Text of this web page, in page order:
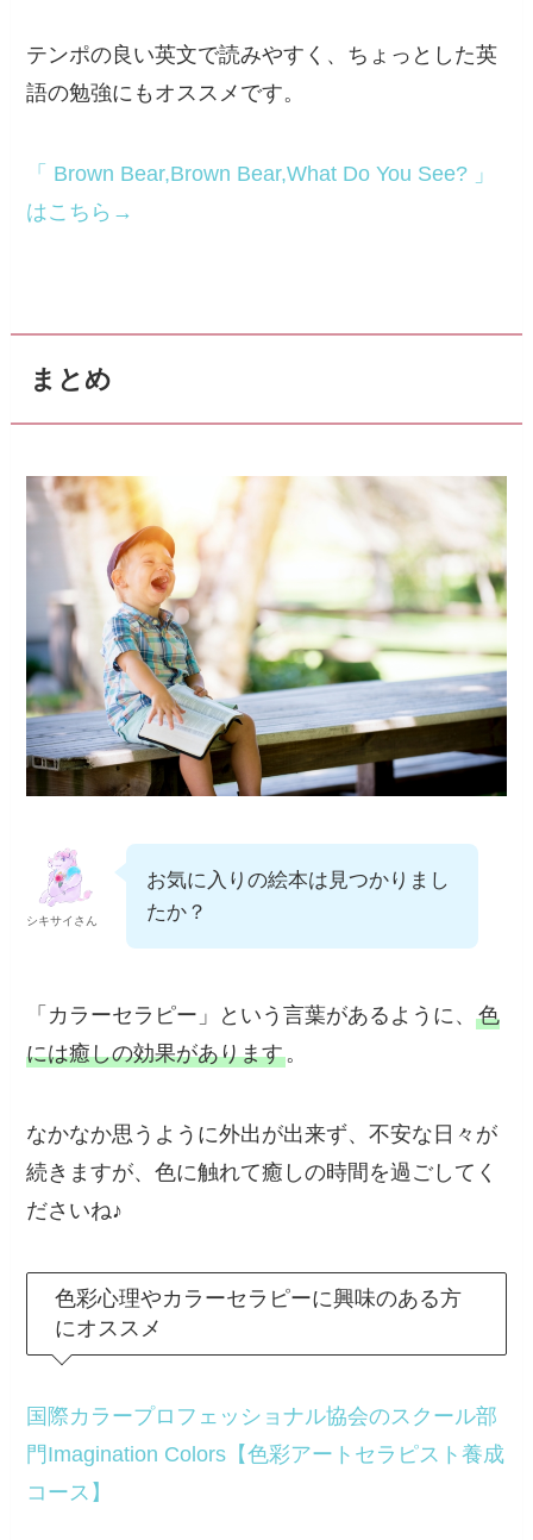
テンポの良い英文で読みやすく、ちょっとした英
語の勉強にもオススメです。
「 Brown Bear,Brown Bear,What Do You See? 」
はこちら→
まとめ
シキサイさん
お気に入りの絵本は見つかりまし
たか？
「カラーセラピー」という言葉があるように、色
には癒しの効果があります。
なかなか思うように外出が出来ず、不安な日々が
続きますが、色に触れて癒しの時間を過ごしてく
ださいね♪
色彩心理やカラーセラピーに興味のある方
にオススメ
国際カラープロフェッショナル協会のスクール部
門Imagination Colors【色彩アートセラピスト養成
コース】